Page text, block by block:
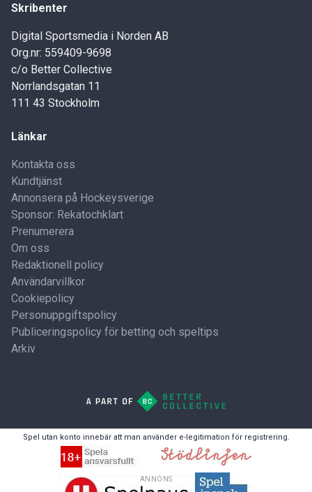
ANNONS
Skribenter
Digital Sportsmedia i Norden AB
Org.nr: 559409-9698
c/o Better Collective
Norrlandsgatan 11
111 43 Stockholm
Länkar
Kontakta oss
Kundtjänst
Annonsera på Hockeysverige
Sponsor: Rekatochklart
Prenumerera
Om oss
Redaktionell policy
Användarvillkor
Cookiepolicy
Personuppgiftspolicy
Publiceringspolicy för betting och speltips
Arkiv
Spel utan konto innebär att man använder e-legitimation för registrering.